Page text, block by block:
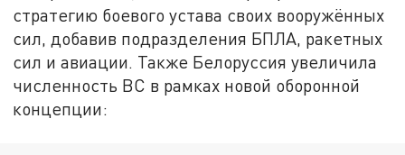
стратегию боевого устава своих вооружённых
сил, добавив подразделения БПЛА, ракетных
сил и авиации. Также Белоруссия увеличила
численность ВС в рамках новой оборонной
концепции: